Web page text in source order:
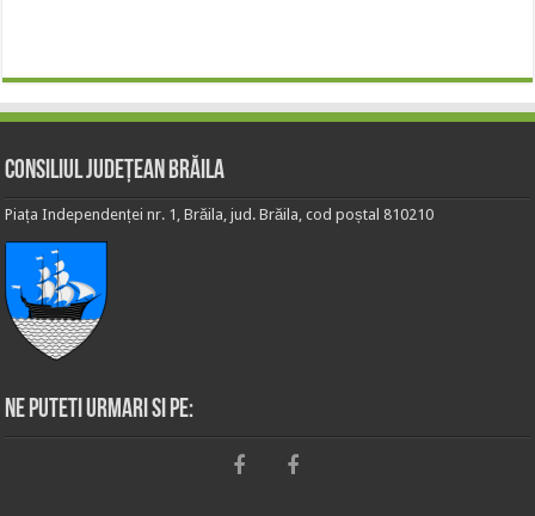
Consiliul Județean Brăila
Piața Independenței nr. 1, Brăila, jud. Brăila, cod poștal 810210
Ne puteti urmari si pe: